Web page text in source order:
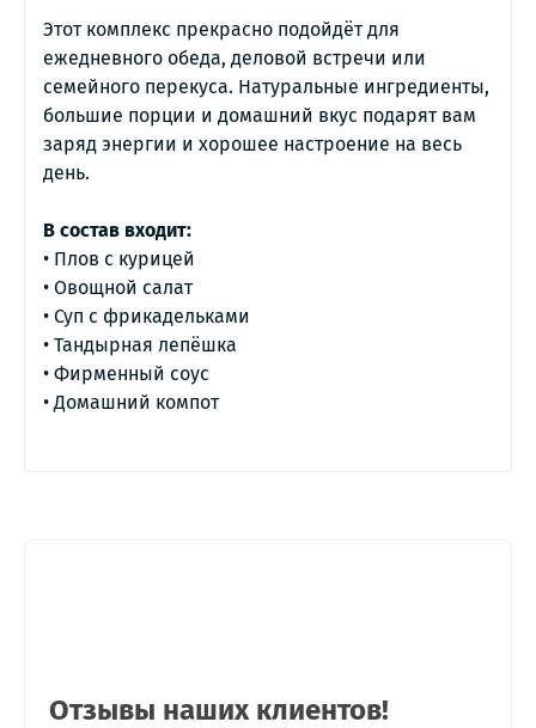
Этот комплекс прекрасно подойдёт для
ежедневного обеда, деловой встречи или
семейного перекуса. Натуральные ингредиенты,
большие порции и домашний вкус подарят вам
заряд энергии и хорошее настроение на весь
день.
В состав входит:
• Плов с курицей
• Овощной салат
• Суп с фрикадельками
• Тандырная лепёшка
• Фирменный соус
• Домашний компот
Отзывы наших клиентов!